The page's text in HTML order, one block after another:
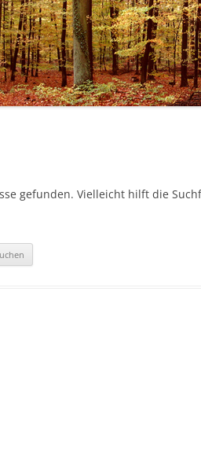
gefunden. Vielleicht hilft die